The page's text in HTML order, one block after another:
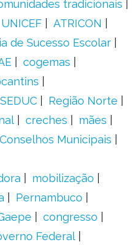
tradicionais
UNICEF
ATRICON
de Sucesso Escolar
cogemas
SEDUC
Região Norte
creches
mães
Conselhos Municipais
mobilização
Pernambuco
congresso
Federal